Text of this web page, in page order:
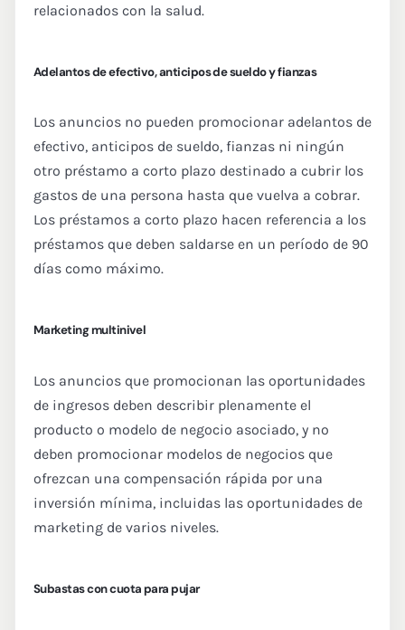
relacionados con la salud.
Adelantos de efectivo, anticipos de sueldo y fianzas
Los anuncios no pueden promocionar adelantos de
efectivo, anticipos de sueldo, fianzas ni ningún
otro préstamo a corto plazo destinado a cubrir los
gastos de una persona hasta que vuelva a cobrar.
Los préstamos a corto plazo hacen referencia a los
préstamos que deben saldarse en un período de 90
días como máximo.
Marketing multinivel
Los anuncios que promocionan las oportunidades
de ingresos deben describir plenamente el
producto o modelo de negocio asociado, y no
deben promocionar modelos de negocios que
ofrezcan una compensación rápida por una
inversión mínima, incluidas las oportunidades de
marketing de varios niveles.
Subastas con cuota para pujar